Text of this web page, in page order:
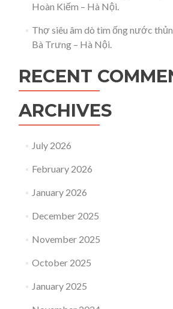
Hoàn Kiếm – Hà Nội.
Thợ siêu âm dò tìm ống nước
Bà Trưng – Hà Nội.
RECENT
ARCHIVES
July 2026
February 2026
January 2026
December 2025
November 2025
October 2025
January 2025